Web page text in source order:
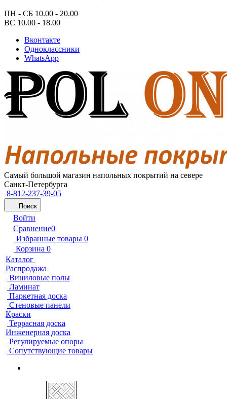
ПН - СБ 10.00 - 20.00
ВС 10.00 - 18.00
Вконтакте
Одноклассники
WhatsApp
Самый большой магазин напольных покрытий на севере
Санкт-Петербурга
8-812-237-39-05
Поиск
Войти
Сравнение0
Избранные товары 0
Корзина 0
Каталог
Распродажа
Виниловые полы
Ламинат
Паркетная доска
Стеновые панели
Краски
Террасная доска
Инженерная доска
Регулируемые опоры
Сопутствующие товары